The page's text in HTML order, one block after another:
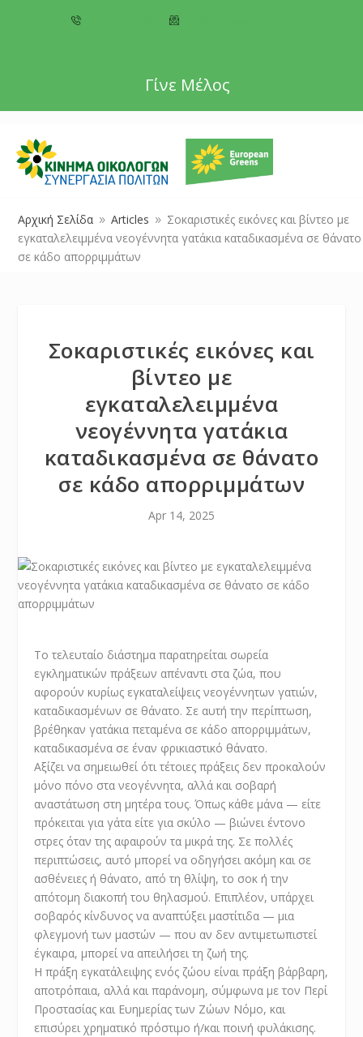
Γίνε Μέλος
Αρχική Σελίδα 9 Articles 9 Σοκαριστικές εικόνες και βίντεο με
εγκαταλελειμμένα νεογέννητα γατάκια καταδικασμένα σε θάνατο
σε κάδο απορριμμάτων
Σοκαριστικές εικόνες και
βίντεο με
εγκαταλελειμμένα
νεογέννητα γατάκια
καταδικασμένα σε θάνατο
σε κάδο απορριμμάτων
Apr 14, 2025
Το τελευταίο διάστημα παρατηρείται σωρεία
εγκληματικών πράξεων απέναντι στα ζώα, που
αφορούν κυρίως εγκαταλείψεις νεογέννητων γατιών,
καταδικασμένων σε θάνατο. Σε αυτή την περίπτωση,
βρέθηκαν γατάκια πεταμένα σε κάδο απορριμμάτων,
καταδικασμένα σε έναν φρικιαστικό θάνατο.
Αξίζει να σημειωθεί ότι τέτοιες πράξεις δεν προκαλούν
μόνο πόνο στα νεογέννητα, αλλά και σοβαρή
αναστάτωση στη μητέρα τους. Όπως κάθε μάνα — είτε
πρόκειται για γάτα είτε για σκύλο — βιώνει έντονο
στρες όταν της αφαιρούν τα μικρά της. Σε πολλές
περιπτώσεις, αυτό μπορεί να οδηγήσει ακόμη και σε
ασθένειες ή θάνατο, από τη θλίψη, το σοκ ή την
απότομη διακοπή του θηλασμού. Επιπλέον, υπάρχει
σοβαρός κίνδυνος να αναπτύξει μαστίτιδα — μια
φλεγμονή των μαστών — που αν δεν αντιμετωπιστεί
έγκαιρα, μπορεί να απειλήσει τη ζωή της.
Η πράξη εγκατάλειψης ενός ζώου είναι πράξη βάρβαρη,
αποτρόπαια, αλλά και παράνομη, σύμφωνα με τον Περί
Προστασίας και Ευημερίας των Ζώων Νόμο, και
επισύρει χρηματικό πρόστιμο ή/και ποινή φυλάκισης.